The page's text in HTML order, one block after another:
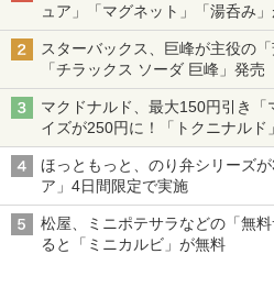
ュア」「マグネット」「湯呑み
スターバックス、巨峰が主役の
「チラックス ソーダ 巨峰」発売
マクドナルド、最大150円引き
イズが250円に！「トクニナルド
ほっともっと、のり弁シリーズ
ア」4日間限定で実施
松屋、ミニポテサラなどの「無
ると「ミニカルビ」が無料